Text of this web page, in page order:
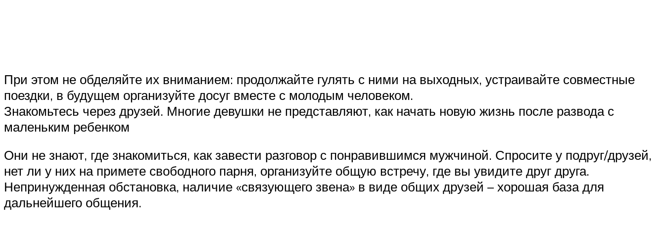
При этом не обделяйте их вниманием: продолжайте гулять с ними на выходных, устраивайте совместные
поездки, в будущем организуйте досуг вместе с молодым человеком.
Знакомьтесь через друзей. Многие девушки не представляют, как начать новую жизнь после развода с
маленьким ребенком
Они не знают, где знакомиться, как завести разговор с понравившимся мужчиной. Спросите у подруг/друзей,
нет ли у них на примете свободного парня, организуйте общую встречу, где вы увидите друг друга.
Непринужденная обстановка, наличие «связующего звена» в виде общих друзей – хорошая база для
дальнейшего общения.